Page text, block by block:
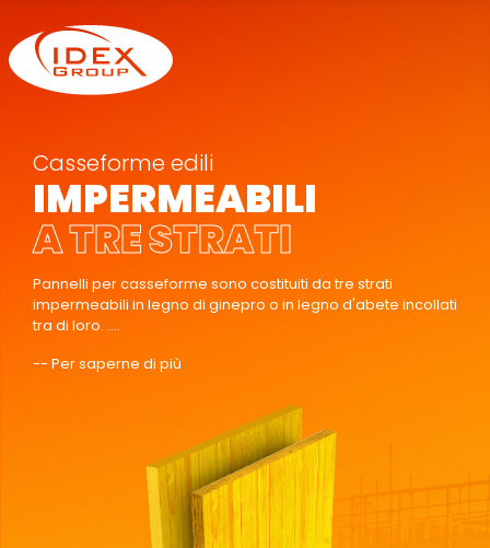
Casseforme edili
IMPERMEABILI
A TRE STRATI
Pannelli per casseforme sono costituiti da tre strati
impermeabili in legno di ginepro o in legno d'abete incollati
tra di loro. ....
-- Per saperne di più